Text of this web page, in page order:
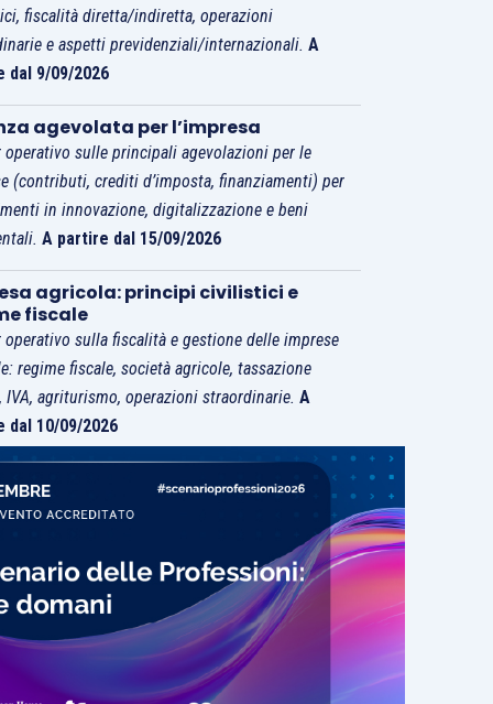
fiscalità diretta/indiretta, operazioni
e aspetti previdenziali/internazionali.A
dal 9/09/2026
agevolata per l’impresa
operativo sulle principali agevolazioni per le
(contributi, crediti d’imposta, finanziamenti) per
in innovazione, digitalizzazione e beni
A partire dal 15/09/2026
agricola: principi civilistici e
fiscale
operativo sulla fiscalità e gestione delle imprese
regime fiscale, società agricole, tassazione
IVA, agriturismo, operazioni straordinarie.A
dal 10/09/2026